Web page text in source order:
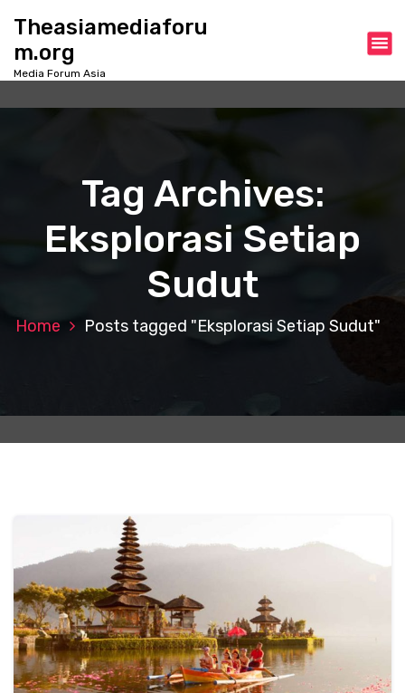
o
Theasiamediaforu
m.org
Media Forum Asia
Tag Archives:
Eksplorasi Setiap
Sudut
Home Posts tagged "Eksplorasi Setiap Sudut"